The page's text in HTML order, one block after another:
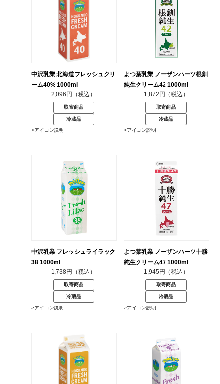
中沢乳業 北海道フレッシュクリ
ーム40% 1000ml
2,096円（税込）
取寄商品
冷蔵品
>アイコン説明
よつ葉乳業 ノーザンハーツ根釧
純生クリーム42 1000ml
1,872円（税込）
取寄商品
冷蔵品
>アイコン説明
中沢乳業 フレッシュライラック
38 1000ml
1,738円（税込）
取寄商品
冷蔵品
>アイコン説明
よつ葉乳業 ノーザンハーツ十勝
純生クリーム47 1000ml
1,945円（税込）
取寄商品
冷蔵品
>アイコン説明